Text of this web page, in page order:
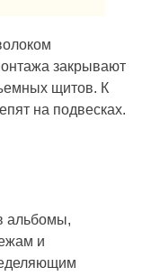
закрывают
щитов. К
на подвесках.
альбомы,
и